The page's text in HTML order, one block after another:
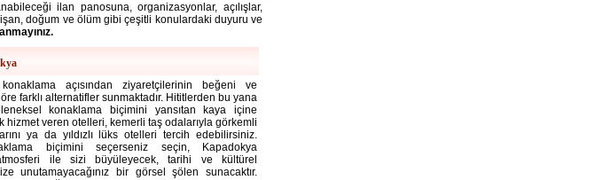
ilan panosuna, organizasyonlar, açılışlar,
doğum ve ölüm gibi çeşitli konulardaki duyuru ve
açısından ziyaretçilerinin beğeni ve
farklı alternatifler sunmaktadır. Hititlerden bu yana
konaklama biçimini yansıtan kaya içine
hizmet veren otelleri, kemerli taş odalarıyla görkemli
ya da yıldızlı lüks otelleri tercih edebilirsiniz.
biçimini seçerseniz seçin, Kapadokya
atmosferi ile sizi büyüleyecek, tarihi ve kültürel
unutamayacağınız bir görsel şölen sunacaktır.